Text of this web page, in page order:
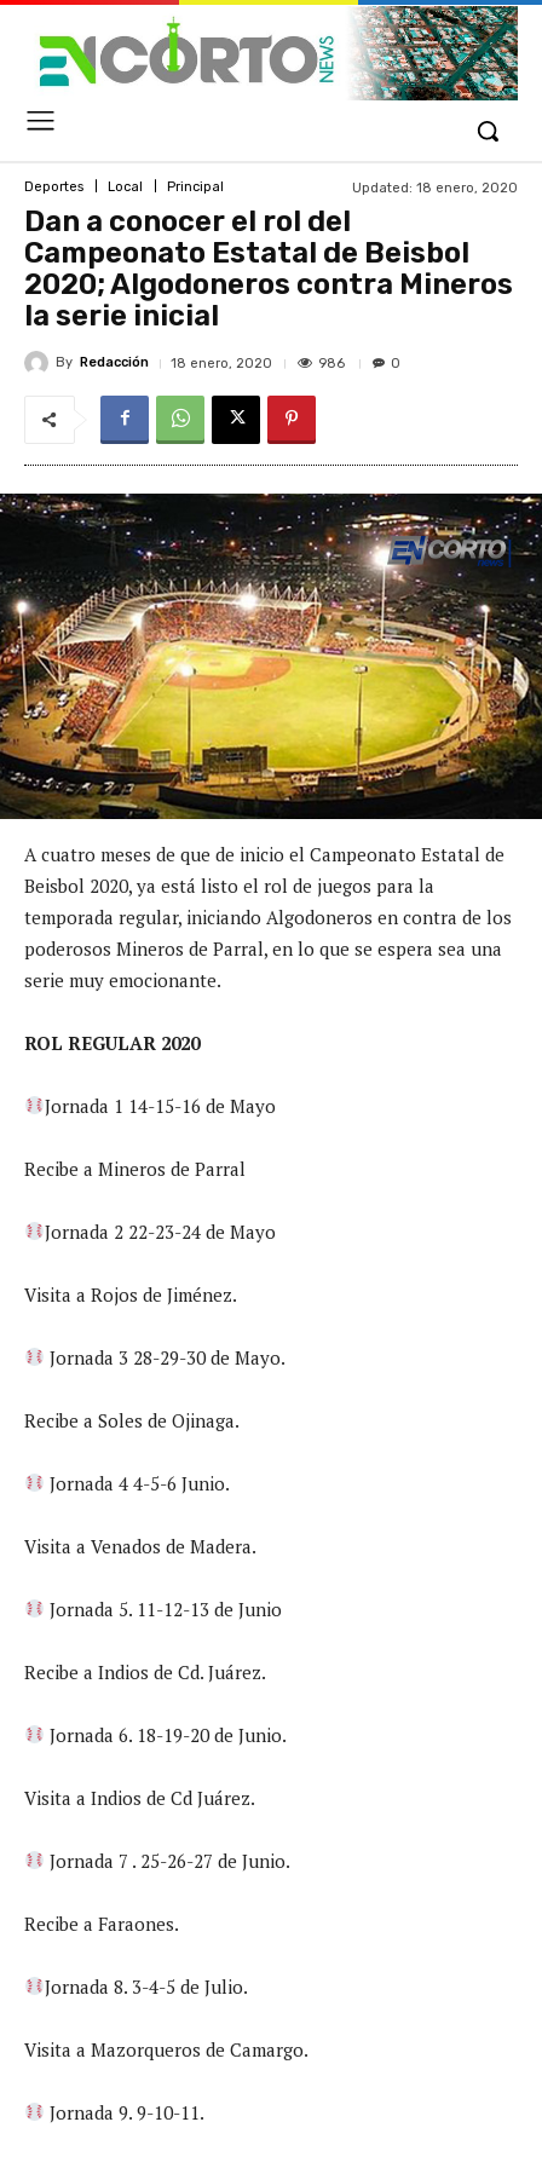
Deportes Local Principal Updated: 18 enero, 2020
Dan a conocer el rol del
Campeonato Estatal de Beisbol
2020; Algodoneros contra Mineros
la serie inicial
By Redacción 18 enero, 2020 986 0
A cuatro meses de que de inicio el Campeonato Estatal de
Beisbol 2020, ya está listo el rol de juegos para la
temporada regular, iniciando Algodoneros en contra de los
poderosos Mineros de Parral, en lo que se espera sea una
serie muy emocionante.
ROL REGULAR 2020
Jornada 1 14-15-16 de Mayo
Recibe a Mineros de Parral
Jornada 2 22-23-24 de Mayo
Visita a Rojos de Jiménez.
Jornada 3 28-29-30 de Mayo.
Recibe a Soles de Ojinaga.
Jornada 4 4-5-6 Junio.
Visita a Venados de Madera.
Jornada 5. 11-12-13 de Junio
Recibe a Indios de Cd. Juárez.
Jornada 6. 18-19-20 de Junio.
Visita a Indios de Cd Juárez.
Jornada 7 . 25-26-27 de Junio.
Recibe a Faraones.
Jornada 8. 3-4-5 de Julio.
Visita a Mazorqueros de Camargo.
Jornada 9. 9-10-11.